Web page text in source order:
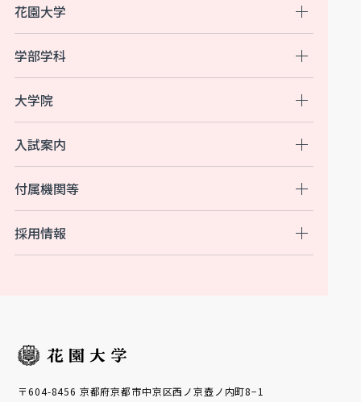
花園大学
入試案内
付属機関等
学部学科
大学院
採用情報
〒604-8456 京都府京都市中京区西ノ京壺ノ内町8−1